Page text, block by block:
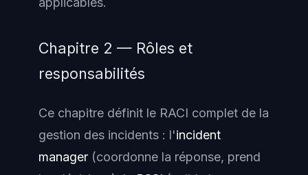
Chapitre 2 — Rôles et
responsabilités
Ce chapitre définit le RACI complet de la
gestion des incidents : l'incident
manager (coordonne la réponse, prend